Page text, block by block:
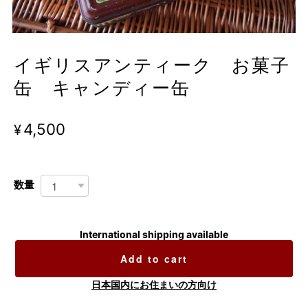
イギリスアンティーク お菓子
缶 キャンディー缶
¥4,500
数量
International shipping available
Add to cart
日本国内にお住まいの方向け